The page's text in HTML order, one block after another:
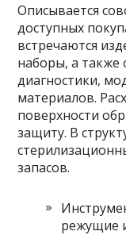
Описывается
доступных
встречаются
наборы, а также
диагностики,
материалов.
поверхности
защиту. В
запасов.
режущие